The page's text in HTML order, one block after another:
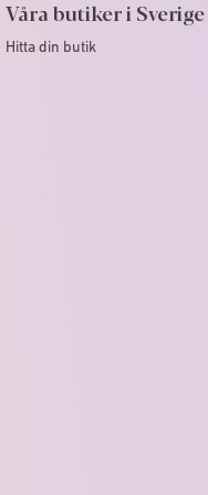
Våra butiker i Sverige
Hitta din butik